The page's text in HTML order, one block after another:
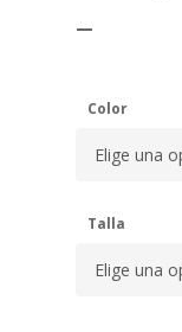
–
Color
Talla